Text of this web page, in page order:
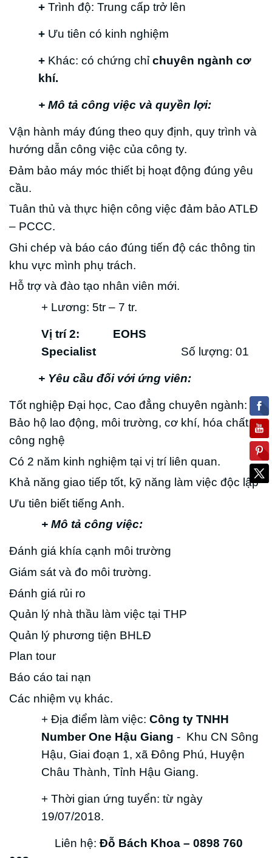
+ Trình độ: Trung cấp trở lên
+ Ưu tiên có kinh nghiệm
+ Khác: có chứng chỉ chuyên ngành cơ
khí.
+ Mô tả công việc và quyền lợi:
Vận hành máy đúng theo quy định, quy trình và
hướng dẫn công việc của công ty.
Đảm bảo máy móc thiết bị hoạt động đúng yêu
cầu.
Tuân thủ và thực hiện công việc đảm bảo ATLĐ
– PCCC.
Ghi chép và báo cáo đúng tiến độ các thông tin
khu vực mình phụ trách.
Hỗ trợ và đào tạo nhân viên mới.
+ Lương: 5tr – 7 tr.
Vị trí 2: EOHS
Specialist Số lượng: 01
+ Yêu cầu đối với ứng viên:
Tốt nghiệp Đại học, Cao đẳng chuyên ngành:
Bảo hộ lao động, môi trường, cơ khí, hóa chất,
công nghệ
Có 2 năm kinh nghiệm tại vị trí liên quan.
Khả năng giao tiếp tốt, kỹ năng làm việc độc lập
Ưu tiên biết tiếng Anh.
+ Mô tả công việc:
Đánh giá khía cạnh môi trường
Giám sát và đo môi trường.
Đánh giá rủi ro
Quản lý nhà thầu làm việc tại THP
Quản lý phương tiện BHLĐ
Plan tour
Báo cáo tai nạn
Các nhiệm vụ khác.
+ Địa điểm làm việc: Công ty TNHH
Number One Hậu Giang - Khu CN Sông
Hậu, Giai đoạn 1, xã Đông Phú, Huyện
Châu Thành, Tỉnh Hậu Giang.
+ Thời gian ứng tuyển: từ ngày
19/07/2018.
Liên hệ: Đỗ Bách Khoa – 0898 760